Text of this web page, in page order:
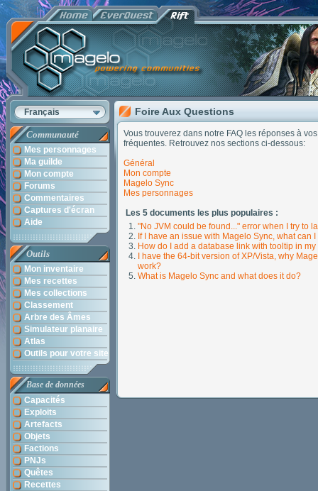
Français
Communauté
Mes personnages
Ma guilde
Mon compte
Forums
Commentaires
Captures d'écran
Aide
Outils
Mon inventaire
Mes recettes
Mes collections
Classement
Arbre des Âmes
Simulateur planaire
Atlas
Outils pour votre site
Base de données
Capacités
Exploits
Artefacts
Objets
Factions
PNJs
Quêtes
Recettes
Foire Aux Questions
Vous trouverez dans notre FAQ les réponses à
fréquentes. Retrouvez nos sections ci-dessous:
Général
Mon compte
Magelo Sync
Mes personnages
Les 5 documents les plus populaires :
"No JVM could be found..." error when I try to
If I have an issue with Magelo Sync, what can
How do I add a database link with tooltip in
I have the 64-bit version of XP/Vista, why
work?
What is Magelo Sync and what does it do?